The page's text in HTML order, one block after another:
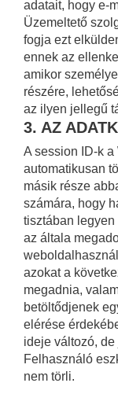
adatait, hogy e-
Üzemeltető
fogja ezt
ennek az
amikor
részére,
az ilyen jellegű
3. AZ
A session ID-k
automatikusan
másik része
számára, hogy
tisztában
az általa
azokat a
megadnia,
betöltődjenek
elérése
ideje változó,
Felhasználó
nem törli.